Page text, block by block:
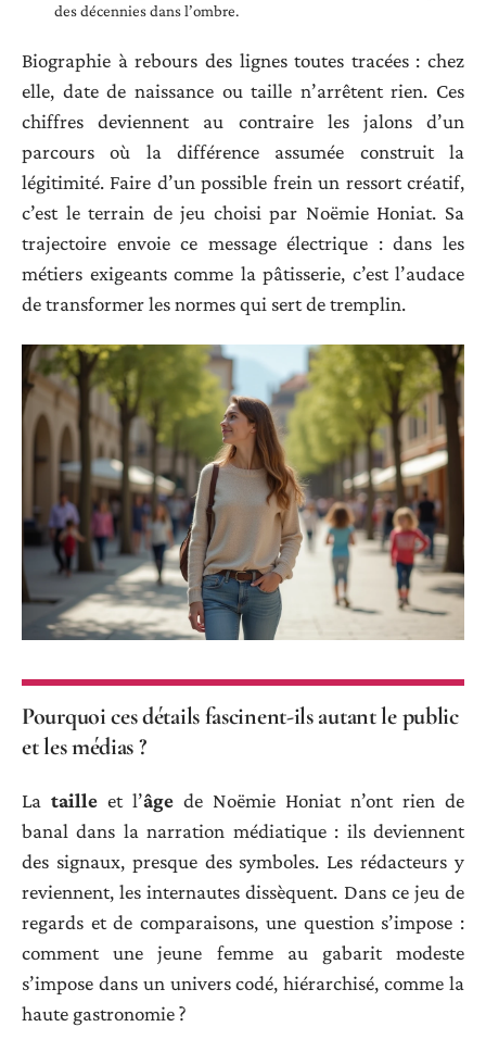
des décennies dans l’ombre.
Biographie à rebours des lignes toutes tracées : chez
elle, date de naissance ou taille n’arrêtent rien. Ces
chiffres deviennent au contraire les jalons d’un
parcours où la différence assumée construit la
légitimité. Faire d’un possible frein un ressort créatif,
c’est le terrain de jeu choisi par Noëmie Honiat. Sa
trajectoire envoie ce message électrique : dans les
métiers exigeants comme la pâtisserie, c’est l’audace
de transformer les normes qui sert de tremplin.
Pourquoi ces détails fascinent-ils autant le public
et les médias ?
La taille et l’âge de Noëmie Honiat n’ont rien de
banal dans la narration médiatique : ils deviennent
des signaux, presque des symboles. Les rédacteurs y
reviennent, les internautes dissèquent. Dans ce jeu de
regards et de comparaisons, une question s’impose :
comment une jeune femme au gabarit modeste
s’impose dans un univers codé, hiérarchisé, comme la
haute gastronomie ?